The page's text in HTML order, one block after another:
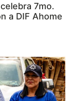
7mo.
a DIF Ahome